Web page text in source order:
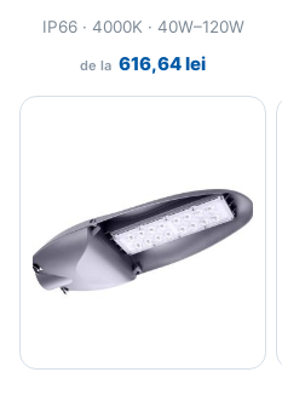
de la 616,64lei
IP66 · 4000K · 40W–120W